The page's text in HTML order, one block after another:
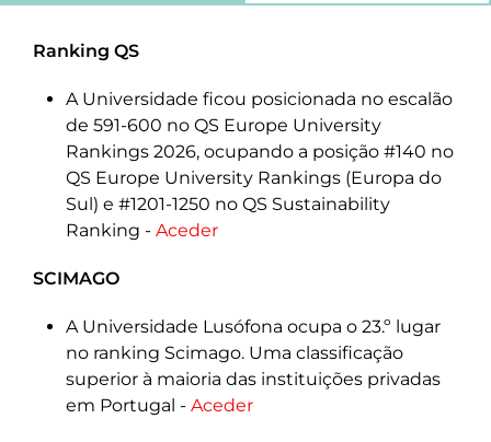
Ranking QS
A Universidade ficou posicionada no escalão
de 591-600 no QS Europe University
Rankings 2026, ocupando a posição #140 no
QS Europe University Rankings (Europa do
Sul) e #1201-1250 no QS Sustainability
Ranking - Aceder
SCIMAGO
A Universidade Lusófona ocupa o 23.º lugar
no ranking Scimago. Uma classificação
superior à maioria das instituições privadas
em Portugal - Aceder